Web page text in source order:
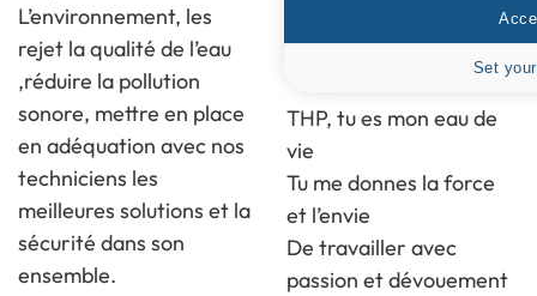
L’environnement, les
rejet la qualité de l’eau
,réduire la pollution
sonore, mettre en place
en adéquation avec nos
techniciens les
meilleures solutions et la
sécurité dans son
ensemble.
E. S.
THP, tu es mon eau de
vie
Tu me donnes la force
et l’envie
De travailler avec
passion et dévouement
Set